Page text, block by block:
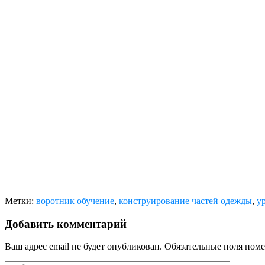
Метки: воротник обучение, конструирование частей одежды,
Добавить комментарий
Ваш адрес email не будет опубликован. Обязательные поля